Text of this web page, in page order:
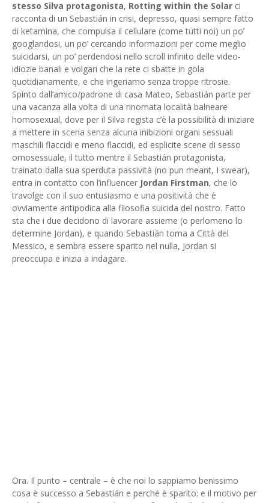
stesso Silva protagonista, Rotting within the Solar ci
racconta di un Sebastián in crisi, depresso, quasi sempre fatto
di ketamina, che compulsa il cellulare (come tutti noi) un po’
googlandosi, un po’ cercando informazioni per come meglio
suicidarsi, un po’ perdendosi nello scroll infinito delle video-
idiozie banali e volgari che la rete ci sbatte in gola
quotidianamente, e che ingeriamo senza troppe ritrosie.
Spinto dall’amico/padrone di casa Mateo, Sebastián parte per
una vacanza alla volta di una rinomata località balneare
homosexual, dove per il Silva regista c’è la possibilità di iniziare
a mettere in scena senza alcuna inibizioni organi sessuali
maschili flaccidi e meno flaccidi, ed esplicite scene di sesso
omosessuale, il tutto mentre il Sebastián protagonista,
trainato dalla sua sperduta passività (no pun meant, I swear),
entra in contatto con l’influencer Jordan Firstman, che lo
travolge con il suo entusiasmo e una positività che è
ovviamente antipodica alla filosofia suicida del nostro. Fatto
sta che i due decidono di lavorare assieme (o perlomeno lo
determine Jordan), e quando Sebastián torna a Città del
Messico, e sembra essere sparito nel nulla, Jordan si
preoccupa e inizia a indagare.
Ora. Il punto – centrale – è che noi lo sappiamo benissimo
cosa è successo a Sebastián e perché è sparito: e il motivo per